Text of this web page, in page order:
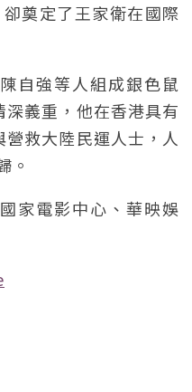
奠定了王家衛在國際
自強等人組成銀色鼠
義重，他在香港具有
救大陸民運人士，人
。
家電影中心、華映娛